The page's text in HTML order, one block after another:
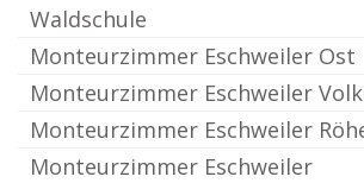
Waldschule
Monteurzimmer Eschweiler Ost
Monteurzimmer Eschweiler
Monteurzimmer Eschweiler
Monteurzimmer Eschweiler